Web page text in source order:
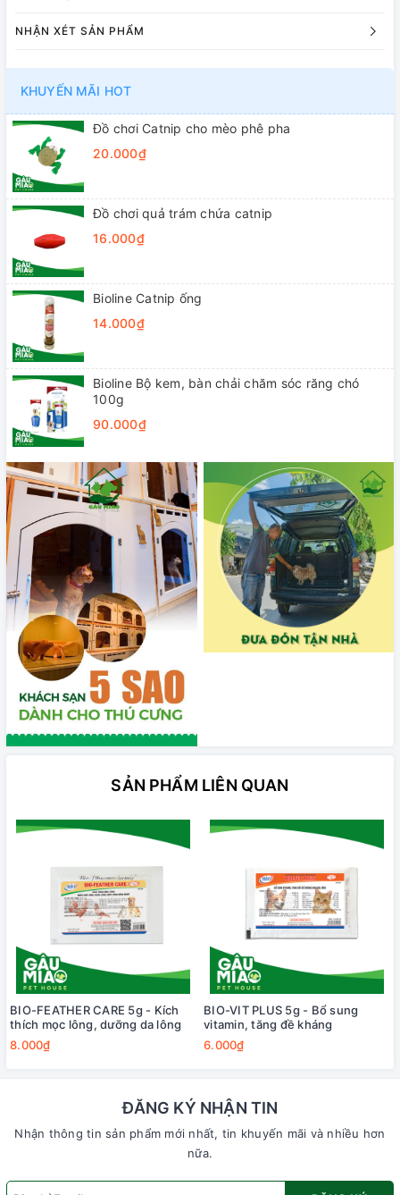
NHẬN XÉT SẢN PHẨM
KHUYẾN MÃI HOT
Đồ chơi Catnip cho mèo phê pha
20.000₫
Đồ chơi quả trám chứa catnip
16.000₫
Bioline Catnip ống
14.000₫
Bioline Bộ kem, bàn chải chăm sóc răng chó
100g
90.000₫
SẢN PHẨM LIÊN QUAN
BIO-FEATHER CARE 5g - Kích
thích mọc lông, dưỡng da lông
8.000₫
BIO-VIT PLUS 5g - Bổ sung
vitamin, tăng đề kháng
6.000₫
ĐĂNG KÝ NHẬN TIN
Nhận thông tin sản phẩm mới nhất, tin khuyến mãi và nhiều hơn
nữa.